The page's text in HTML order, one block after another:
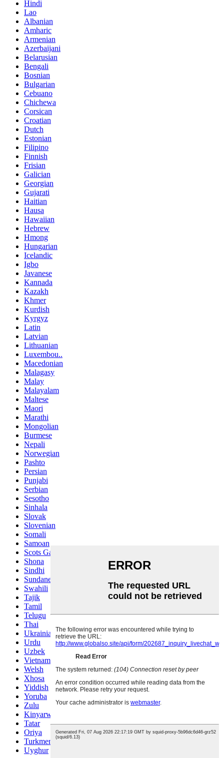
Hindi
Lao
Albanian
Amharic
Armenian
Azerbaijani
Belarusian
Bengali
Bosnian
Bulgarian
Cebuano
Chichewa
Corsican
Croatian
Dutch
Estonian
Filipino
Finnish
Frisian
Galician
Georgian
Gujarati
Haitian
Hausa
Hawaiian
Hebrew
Hmong
Hungarian
Icelandic
Igbo
Javanese
Kannada
Kazakh
Khmer
Kurdish
Kyrgyz
Latin
Latvian
Lithuanian
Luxembou..
Macedonian
Malagasy
Malay
Malayalam
Maltese
Maori
Marathi
Mongolian
Burmese
Nepali
Norwegian
Pashto
Persian
Punjabi
Serbian
Sesotho
Sinhala
Slovak
Slovenian
Somali
Samoan
Scots Gaelic
Shona
Sindhi
Sundanese
Swahili
Tajik
Tamil
Telugu
Thai
Ukrainian
Urdu
Uzbek
Vietnamese
Welsh
Xhosa
Yiddish
Yoruba
Zulu
Kinyarwanda
Tatar
Oriya
Turkmen
Uyghur